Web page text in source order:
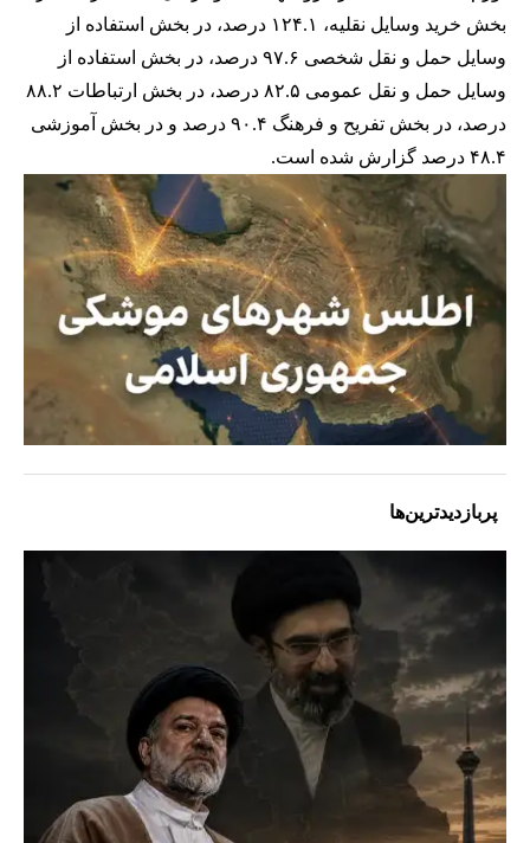
بخش خرید وسایل نقلیه، ۱۲۴.۱ درصد، در بخش استفاده از
وسایل حمل و نقل شخصی ۹۷.۶ درصد، در بخش استفاده از
وسایل حمل و نقل عمومی ۸۲.۵ درصد، در بخش ارتباطات ۸۸.۲
درصد، در بخش تفریح و فرهنگ ۹۰.۴ درصد و در بخش آموزشی
۴۸.۴ درصد گزارش شده است.
پربازدیدترین‌ها